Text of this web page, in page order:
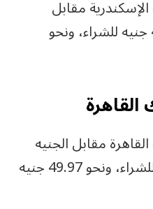
مقابل
الجنيه المصري عند 49.77 جنيه للشراء، ونحو
مقابل الجنيه
المصري عند 49.87 جنيه للشراء، ونحو 49.97 جنيه